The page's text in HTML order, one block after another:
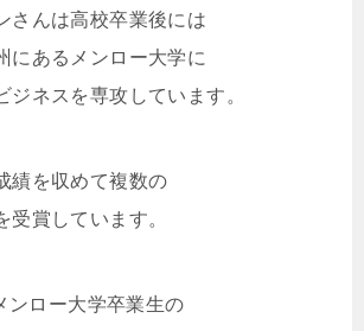
さんは高校卒業後には
にあるメンロー大学に
ジネスを専攻しています。
績を収めて複数の
受賞しています。
ンロー大学卒業生の